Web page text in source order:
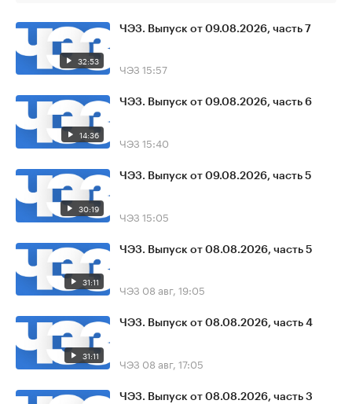
32:53
ЧЭЗ. Выпуск от 09.08.2026, часть 7
ЧЭЗ 15:57
14:36
ЧЭЗ. Выпуск от 09.08.2026, часть 6
ЧЭЗ 15:40
30:19
ЧЭЗ. Выпуск от 09.08.2026, часть 5
ЧЭЗ 15:05
31:11
ЧЭЗ. Выпуск от 08.08.2026, часть 5
ЧЭЗ 08 авг, 19:05
31:11
ЧЭЗ. Выпуск от 08.08.2026, часть 4
ЧЭЗ 08 авг, 17:05
ЧЭЗ. Выпуск от 08.08.2026, часть 3